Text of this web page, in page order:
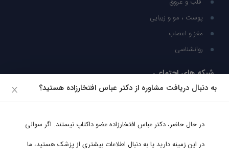
پوست ، مو و زیبایی
مغز و اعصاب
روانشناسی
شبکه های اجتماعی
ما را در شبکه های اجتماعی دنبال کنید
به دنبال دریافت مشاوره از دکتر عباس افتخارزاده هستید؟
در حال حاضر، دکتر عباس افتخارزادهعضو داکتاپ نیستند. اگر سوالی
در این زمینه دارید یا به دنبال اطلاعات بیشتری از پزشک هستید، ما